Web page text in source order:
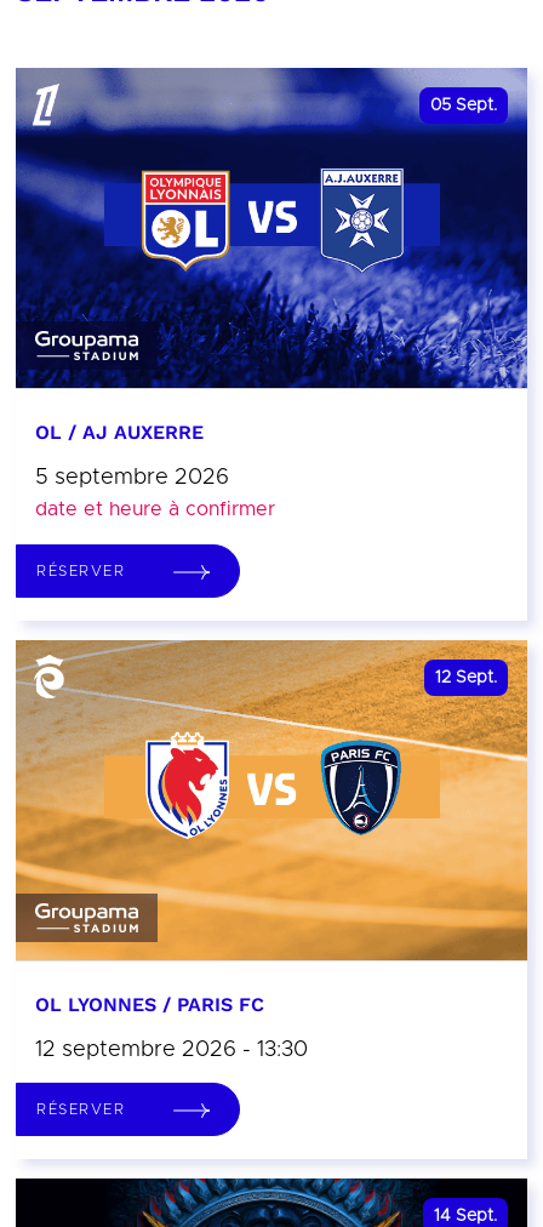
05 Sept.
OL / AJ AUXERRE
5 septembre 2026
date et heure à confirmer
RÉSERVER
12 Sept.
OL LYONNES / PARIS FC
12 septembre 2026 - 13:30
RÉSERVER
14 Sept.